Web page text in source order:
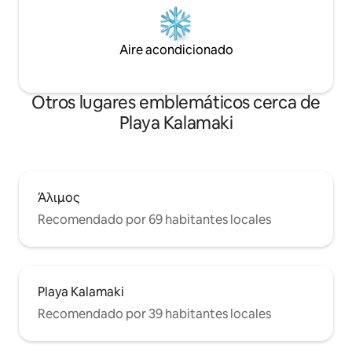
Aire acondicionado
Otros lugares emblemáticos cerca de
Playa Kalamaki
Άλιμος
Recomendado por 69 habitantes locales
Playa Kalamaki
Recomendado por 39 habitantes locales